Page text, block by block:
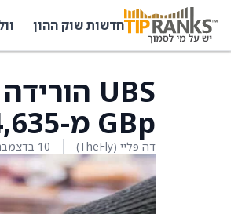
חדשות שוק ההון
GBp מ-4,635 GBp
דה פליי (TheFly) 10 בדצמבר 2025